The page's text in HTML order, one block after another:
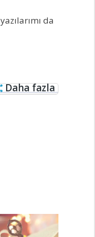
da
Daha fazla